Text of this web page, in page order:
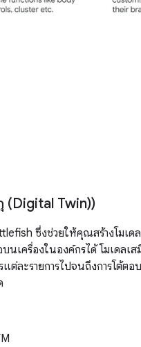
(Digital Twin))
ซึ่งช่วยให้คุณสร้างโมเด
เครื่องในองค์กรได้ โมเดลเ
ะรายการไปจนถึงการโต้ตอ